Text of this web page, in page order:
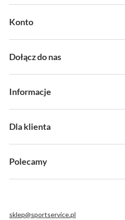
Konto
Dołącz do nas
Informacje
Dla klienta
Polecamy
sklep@sportservice.pl